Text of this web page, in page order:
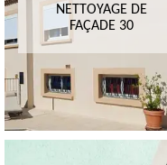
NETTOYAGE DE
FAÇADE 30